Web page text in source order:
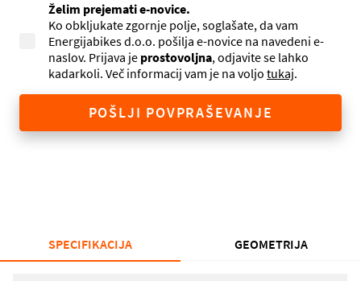
Želim prejemati e-novice.
Ko obkljukate zgornje polje, soglašate, da vam
Energijabikes d.o.o. pošilja e-novice na navedeni e-
naslov. Prijava je prostovoljna, odjavite se lahko
kadarkoli. Več informacij vam je na voljo tukaj.
POŠLJI POVPRAŠEVANJE
SPECIFIKACIJA GEOMETRIJA